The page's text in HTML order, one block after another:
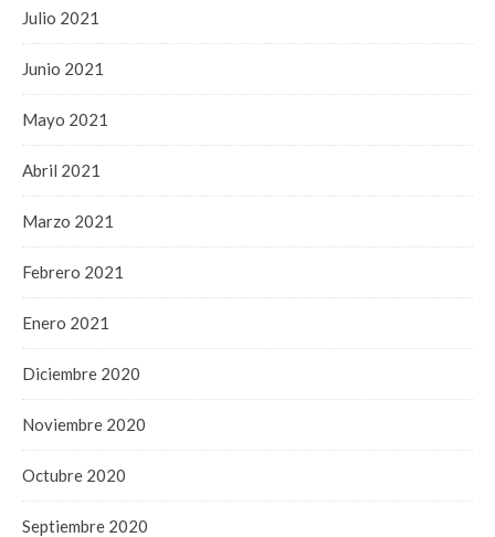
Julio 2021
Junio 2021
Mayo 2021
Abril 2021
Marzo 2021
Febrero 2021
Enero 2021
Diciembre 2020
Noviembre 2020
Octubre 2020
Septiembre 2020